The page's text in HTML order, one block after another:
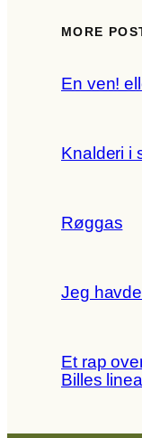
MORE
En ven!
Knalderi i
Røggas
Jeg
Et rap
Billes lineal